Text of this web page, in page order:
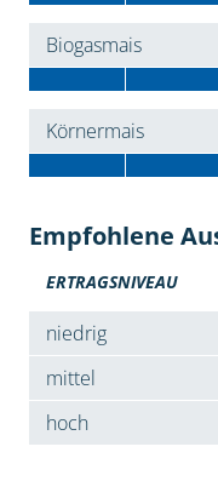
Biogasmais
Körnermais
Empfohlene
ERTRAGSNIVEAU
niedrig
mittel
hoch